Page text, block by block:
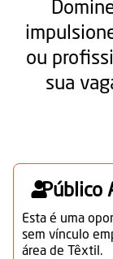
ou
sua
Público
Esta é uma
sem vínculo
área de Têxtil.